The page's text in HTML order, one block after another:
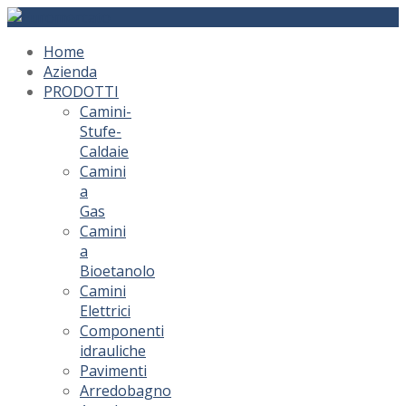
Home
Azienda
PRODOTTI
Camini-
Stufe-
Caldaie
Camini
a
Gas
Camini
a
Bioetanolo
Camini
Elettrici
Componenti
idrauliche
Pavimenti
Arredobagno